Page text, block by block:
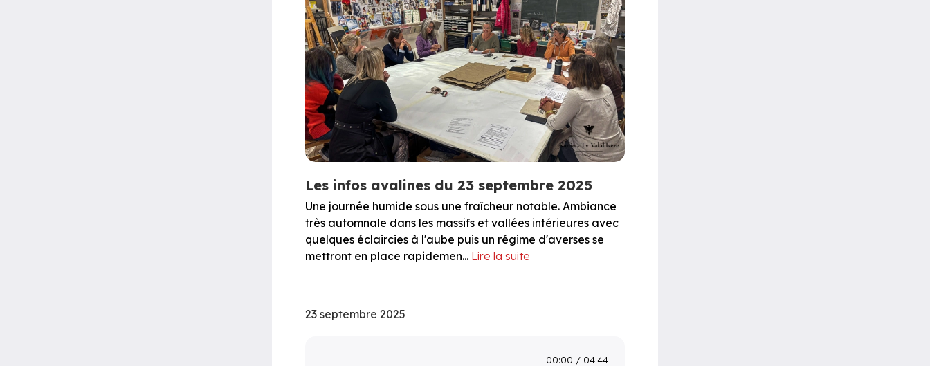
Les infos avalines du 23 septembre 2025
Une journée humide sous une fraîcheur notable. Ambiance
très automnale dans les massifs et vallées intérieures avec
quelques éclaircies à l'aube puis un régime d'averses se
mettront en place rapidemen... Lire la suite
23 septembre 2025
00:00 04:44